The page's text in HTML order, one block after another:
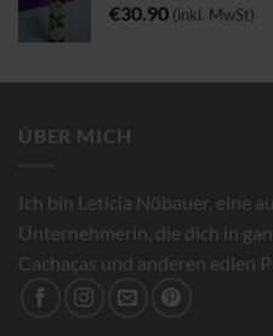
€30.90 (inkl. MwSt)
ÜBER MICH
Ich bin Leticia Nöbauer, eine
Unternehmerin, die dich in
Cachaças und anderen edlen